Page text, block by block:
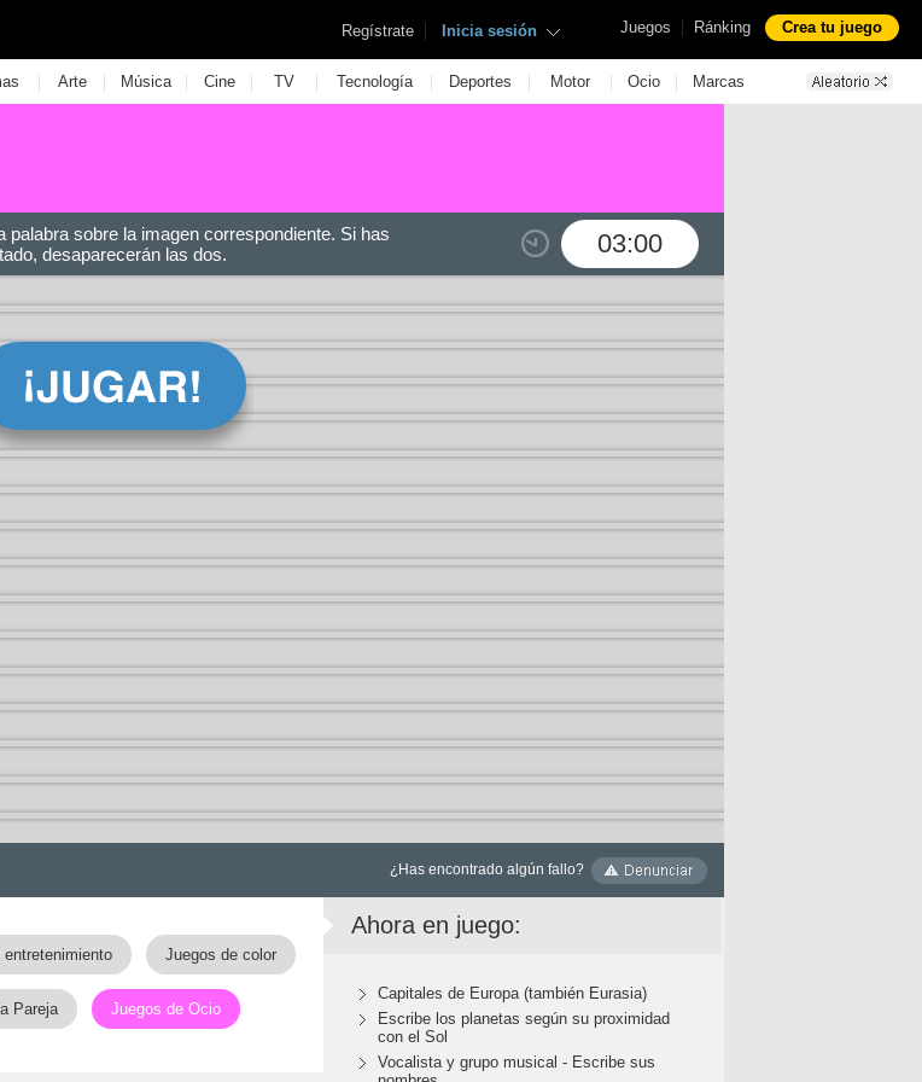
Juegos | Ránking Crea tu juego
Regístrate | Inicia sesión
| Arte | Música | Cine | TV | Tecnología | Deportes | Motor | Ocio | Marcas
03:00
palabra sobre la imagen correspondiente. Si has
desaparecerán las dos.
¿Has encontrado algún fallo?
Juegos de color
Pareja Juegos de Ocio
Ahora en juego:
Capitales de Europa (también Eurasia)
Escribe los planetas según su proximidad
con el Sol
Vocalista y grupo musical - Escribe sus